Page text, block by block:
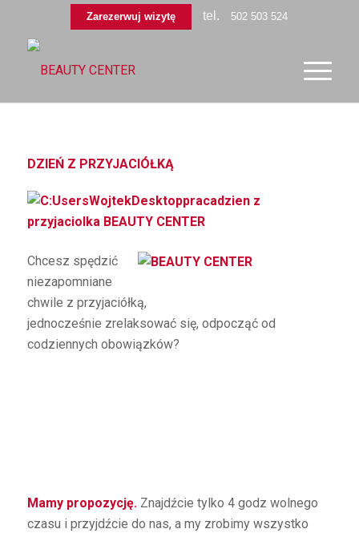
Zarezerwuj wizytę tel. 502 503 524
DZIEŃ Z PRZYJACIÓŁKĄ
Chcesz spędzić
niezapomniane
chwile z przyjaciółką,
jednocześnie zrelaksować się, odpocząć od
codziennych obowiązków?
Mamy propozycję.Znajdźcie tylko 4 godz wolnego
czasu i przyjdźcie do nas, a my zrobimy wszystko